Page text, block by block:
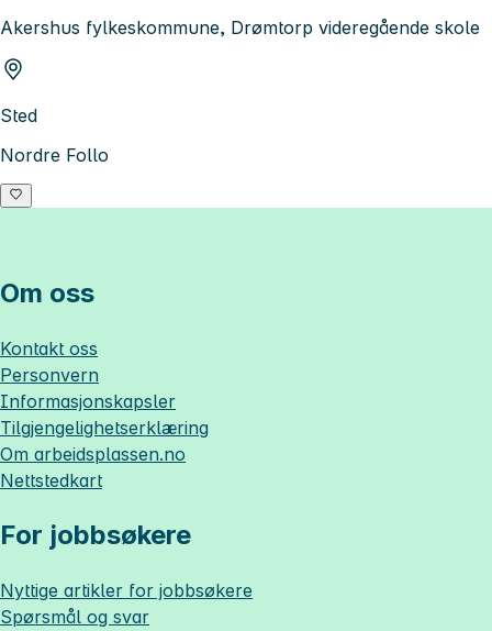
Akershus fylkeskommune, Drømtorp videregående skole
Sted
Nordre Follo
Om oss
Kontakt oss
Personvern
Informasjonskapsler
Tilgjengelighetserklæring
Om arbeidsplassen.no
Nettstedkart
For jobbsøkere
Nyttige artikler for jobbsøkere
Spørsmål og svar